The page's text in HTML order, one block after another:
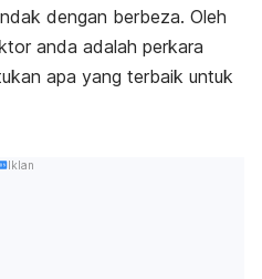
dengan berbeza. Oleh
anda adalah perkara
apa yang terbaik untuk
Iklan